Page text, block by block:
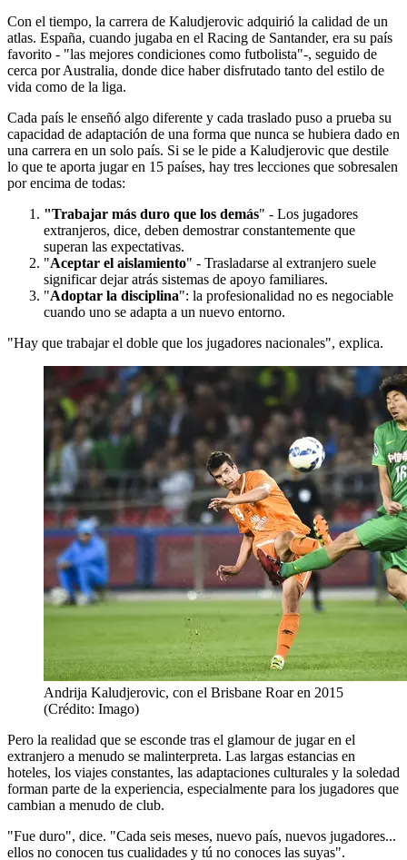
Con el tiempo, la carrera de Kaludjerovic adquirió la calidad de un
atlas. España, cuando jugaba en el Racing de Santander, era su país
favorito - "las mejores condiciones como futbolista"-, seguido de
cerca por Australia, donde dice haber disfrutado tanto del estilo de
vida como de la liga.
Cada país le enseñó algo diferente y cada traslado puso a prueba su
capacidad de adaptación de una forma que nunca se hubiera dado en
una carrera en un solo país. Si se le pide a Kaludjerovic que destile
lo que te aporta jugar en 15 países, hay tres lecciones que sobresalen
por encima de todas:
"Trabajar más duro que los demás" - Los jugadores
extranjeros, dice, deben demostrar constantemente que
superan las expectativas.
"Aceptar el aislamiento" - Trasladarse al extranjero suele
significar dejar atrás sistemas de apoyo familiares.
"Adoptar la disciplina": la profesionalidad no es negociable
cuando uno se adapta a un nuevo entorno.
"Hay que trabajar el doble que los jugadores nacionales", explica.
Andrija Kaludjerovic, con el Brisbane Roar en 2015
(Crédito: Imago)
Pero la realidad que se esconde tras el glamour de jugar en el
extranjero a menudo se malinterpreta. Las largas estancias en
hoteles, los viajes constantes, las adaptaciones culturales y la soledad
forman parte de la experiencia, especialmente para los jugadores que
cambian a menudo de club.
"Fue duro", dice. "Cada seis meses, nuevo país, nuevos jugadores...
ellos no conocen tus cualidades y tú no conoces las suyas".